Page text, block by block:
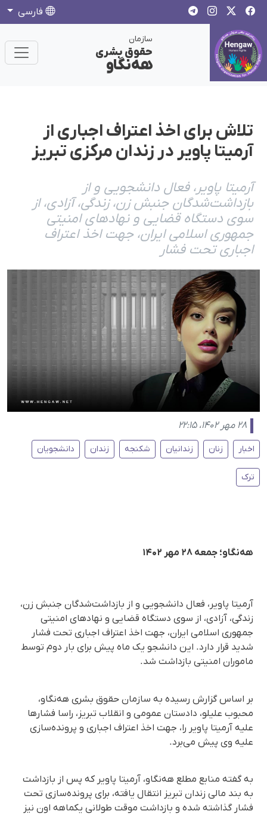
فارسی
سازمان
حقوق بشری
هەنگاو
تلاش برای اخذ اعتراف اجباری از
آرمیتا پاویر در زندان مرکزی تبریز
آرمیتا پاویر، فعال دانشجویی و از
بازداشت‌شدگان جنبش زن، زندگی، آزادی، از
سوی دستگاه قضایی و نهادهای امنیتی
جمهوری اسلامی ایران، جهت اخذ اعتراف
اجباری تحت فشار
۲۸ مهر ۱۴۰۲، ۲۲:۱۵
اخبار زنان زندانیان شکنجه زندان دانشجویان
ترک
هه‌نگاو؛ جمعه ۲۸ مهر ۱۴۰۲
آرمیتا پاویر، فعال دانشجویی و از بازداشت‌شدگان جنبش زن،
زندگی، آزادی، از سوی دستگاه قضایی و نهادهای امنیتی
جمهوری اسلامی ایران، جهت اخذ اعتراف اجباری تحت فشار
شدید قرار دارد. این دانشجو یک ماه پیش برای بار دوم توسط
ماموران امنیتی بازداشت شد.
بر اساس گزارش رسیده به سازمان حقوق بشری هه‌نگاو،
محبوب علیلو، دادستان عمومی و انقلاب تبریز، راسا فشارها
علیه آرمیتا پاویر را، جهت اخذ اعتراف اجباری و پرونده‌سازی
علیه وی پیش می‌برد.
به گفته منابع مطلع هه‌نگاو، آرمیتا پاویر که پس از بازداشت
به بند مالی زندان تبریز انتقال یافته، برای پرونده‌سازی تحت
فشار گذاشته شده و بازداشت موقت طولانی یکماهه اون نیز